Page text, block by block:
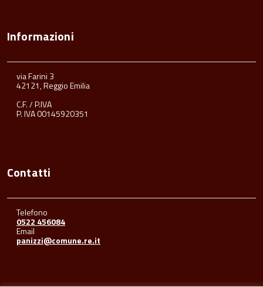
Informazioni
via Farini 3
42121, Reggio Emilia
C.F. / P.IVA
P. IVA 00145920351
Contatti
Telefono
0522 456084
Email
panizzi@comune.re.it